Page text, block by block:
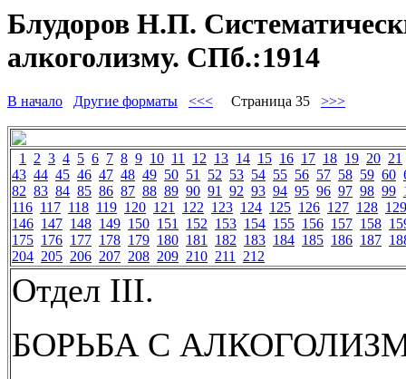
Блудоров Н.П.
алкоголизму. СПб.:1914
В начало Другие форматы <<< Страница 35 >>>
1 2 3 4 5 6 7 8 9 10 11 12 13 14 15 16 17 18 19 20 21
43 44 45 46 47 48 49 50 51 52 53 54 55 56 57 58 59 60
82 83 84 85 86 87 88 89 90 91 92 93 94 95 96 97 98 99
116 117 118 119 120 121 122 123 124 125 126 127 128 129
146 147 148 149 150 151 152 153 154 155 156 157 158
175 176 177 178 179 180 181 182 183 184 185 186 187
204 205 206 207 208 209 210 211 212
Отдел III.
БОРЬБА С